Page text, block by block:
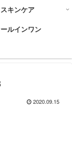
スキンケア
ルインワン
2020.09.15